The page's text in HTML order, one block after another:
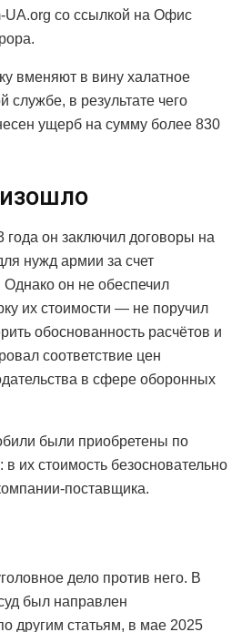
UA.org со ссылкой на Офис
вменяют в вину халатное
службе, в результате чего
ущерб на сумму более 830
он заключил договоры на
нужд армии за счет
он не обеспечил
их стоимости — не поручил
обоснованность расчётов и
соответствие цен
в сфере оборонных
были приобретены по
их стоимость безосновательно
поставщика.
дело против него. В
был направлен
другим статьям, в мае 2025